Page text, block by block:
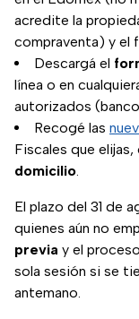
acredite la
compraventa) y el
Descargá el
línea o en
autorizados
Recogé las
Fiscales que
domicilio.
El plazo del 31 de
quienes aún no
previa y el
sola sesión si se
antemano.